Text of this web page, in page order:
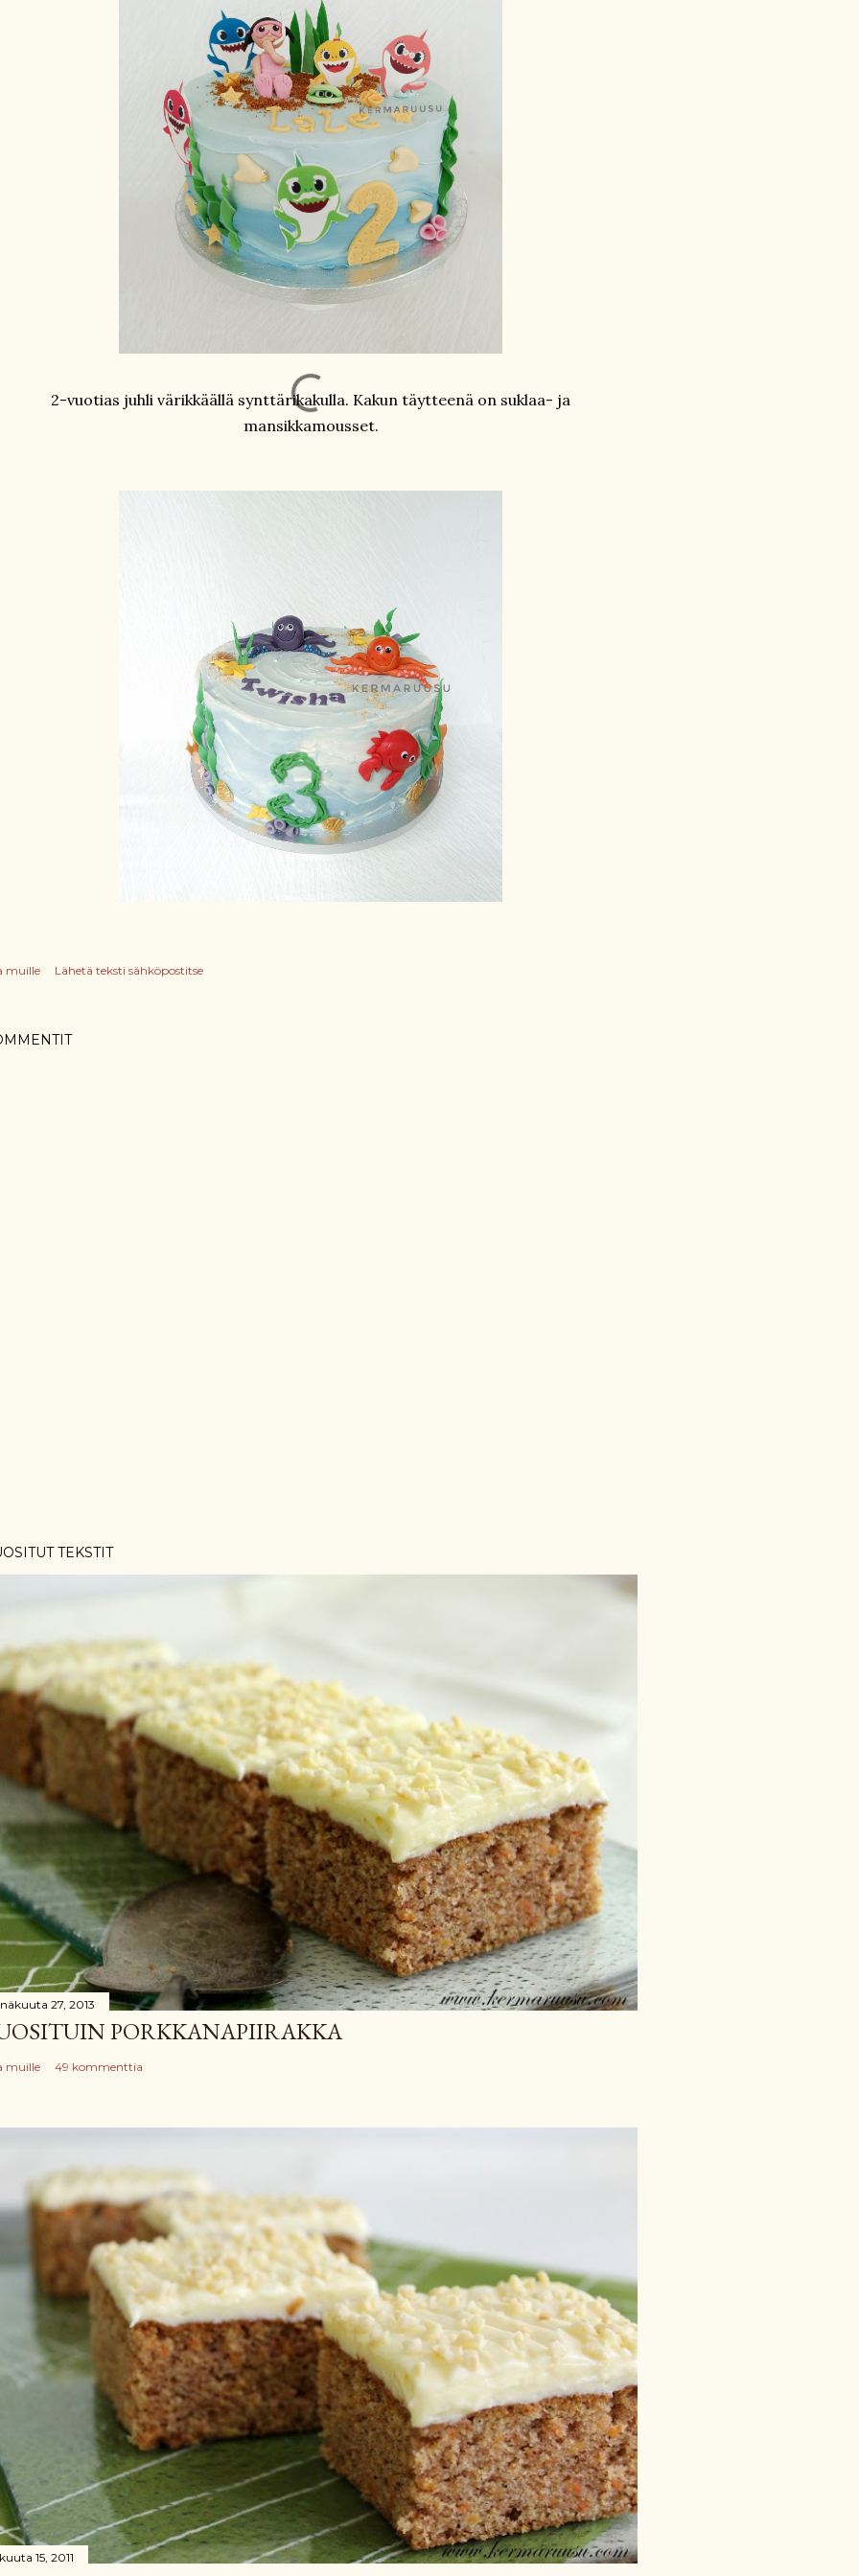
2-vuotias juhli värikkäällä synttärikakulla. Kakun täytteenä on suklaa- ja
mansikkamousset.
muille Lähetä teksti sähköpostitse
TEKSTIT
27, 2013
PORKKANAPIIRAKKA
muille 49 kommenttia
15, 2011